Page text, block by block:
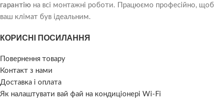
гарантію на всі монтажні роботи. Працюємо професійно, щоб
ваш клімат був ідеальним.
КОРИСНІ ПОСИЛАННЯ
Повернення товару
Контакт з нами
Доставка і оплата
Як налаштувати вай фай на кондиціонері Wi-Fi